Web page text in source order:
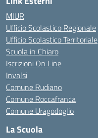
MIUR
Ufficio Scolastico Regionale
Ufficio Scolastico Territoriale
Scuola in Chiaro
Iscrizioni On Line
Invalsi
Comune Rudiano
Comune Roccafranca
Comune Uragodoglio
La Scuola